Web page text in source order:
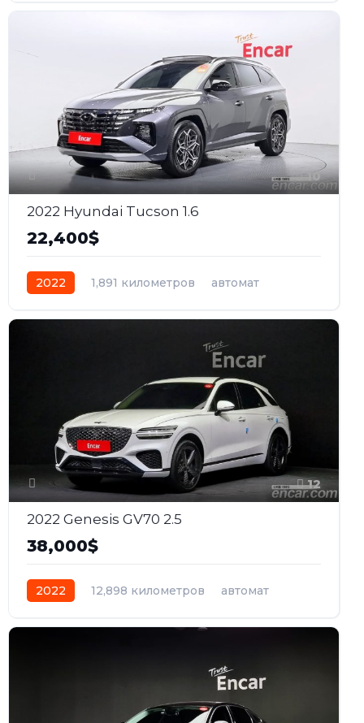
10
2022 Hyundai Tucson 1.6
22,400$
2022 1,891 километров
автомат
12
2022 Genesis GV70 2.5
38,000$
2022 12,898 километров
автомат